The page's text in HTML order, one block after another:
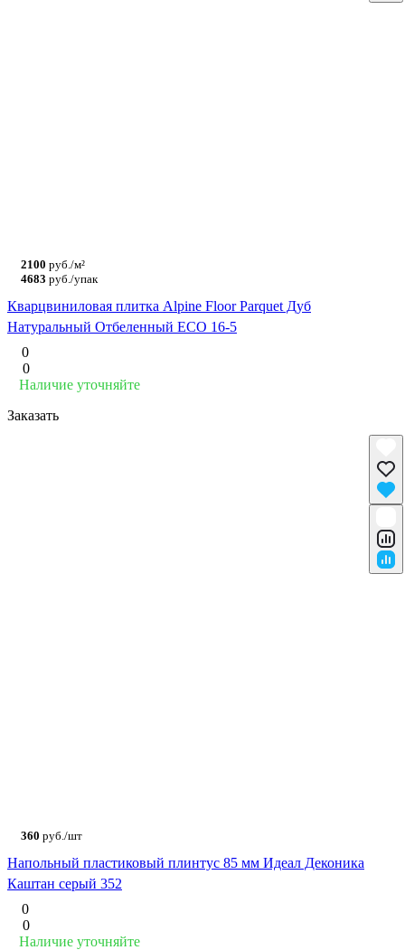
2100 руб./м²
4683 руб./упак
Кварцвиниловая плитка Alpine Floor Parquet Дуб
Натуральный Отбеленный ECO 16-5
0
0
Наличие уточняйте
Заказать
360 руб./шт
Напольный пластиковый плинтус 85 мм Идеал Деконика
Каштан серый 352
0
0
Наличие уточняйте